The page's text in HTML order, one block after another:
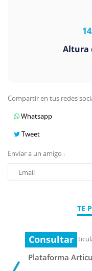
Altura
Compartir en tus redes
Whatsapp
Tweet
Enviar a un amigo :
TE
Consultar
Plataforma